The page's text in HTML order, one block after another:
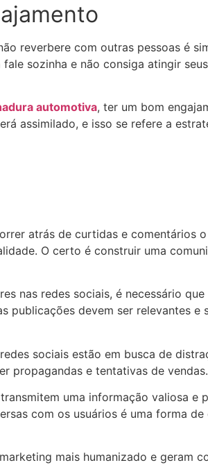
reverbere com outras pessoas é
sozinha e não consiga atingir
automotiva, ter um bom
assimilado, e isso se refere a
atrás de curtidas e comentários
O certo é construir uma
nas redes sociais, é necessário que
publicações devem ser relevantes e
sociais estão em busca de
propagandas e tentativas de vendas.
uma informação valiosa e
com os usuários é uma forma
mais humanizado e geram